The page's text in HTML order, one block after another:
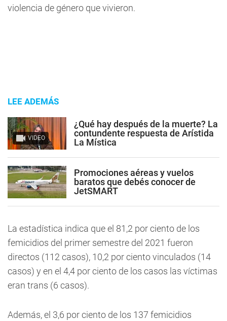
violencia de género que vivieron.
LEE ADEMÁS
VIDEO
¿Qué hay después de la muerte? La
contundente respuesta de Arístida
La Mística
Promociones aéreas y vuelos
baratos que debés conocer de
JetSMART
La estadística indica que el 81,2 por ciento de los
femicidios del primer semestre del 2021 fueron
directos (112 casos), 10,2 por ciento vinculados (14
casos) y en el 4,4 por ciento de los casos las víctimas
eran trans (6 casos).
Además, el 3,6 por ciento de los 137 femicidios